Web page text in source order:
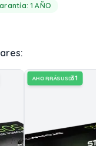
1 AÑO
AHORRÁSUSD31